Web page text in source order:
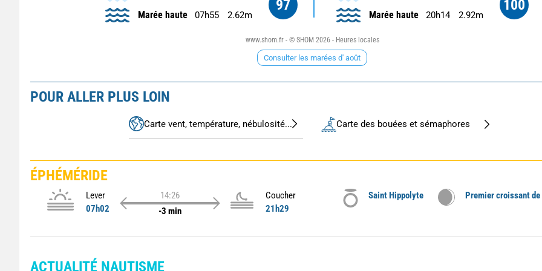
97
Marée haute 07h55 2.62m
100
Marée haute 20h14 2.92m
www.shom.fr - © SHOM 2026 - Heures locales
Consulter les marées d' août
POUR ALLER PLUS LOIN
Carte vent, température, nébulosité... Carte des bouées et sémaphores
ÉPHÉMÉRIDE
Lever
07h02
14:26
-3 min
Coucher
21h29
Saint Hippolyte Premier croissant de
ACTUALITÉ NAUTISME